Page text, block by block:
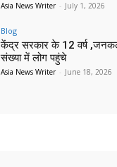
Asia News Writer - July 1, 2026
Blog
केंद्र सरकार के 12 वर्ष
संख्या में लोग पहुंचे
Asia News Writer - June 18, 2026